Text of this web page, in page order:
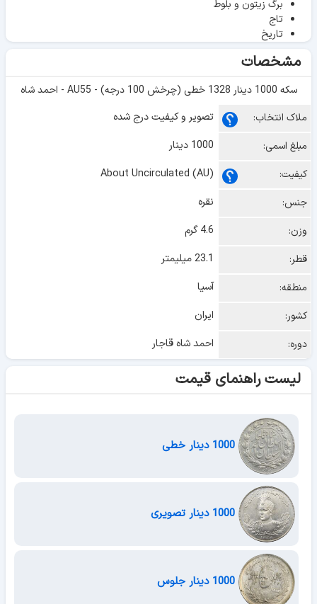
برگ زیتون و بلوط
تاج
تاریخ
مشخصات
سکه 1000 دینار 1328 خطی (چرخش 100 درجه) - AU55 - احمد شاه
ملاک انتخاب:
تصویر و کیفیت درج شده
مبلغ اسمی:
1000 دینار
کیفیت:
About Uncirculated (AU)
جنس:
نقره
وزن:
4.6 گرم
قطر:
23.1 میلیمتر
منطقه:
آسیا
کشور:
ایران
دوره:
احمد شاه قاجار
لیست راهنمای قیمت